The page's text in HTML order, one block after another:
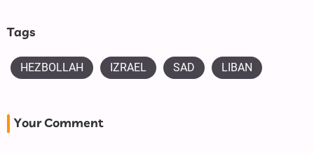
Tags
HEZBOLLAH IZRAEL SAD LIBAN
Your Comment